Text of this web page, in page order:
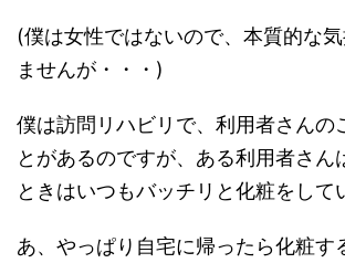
(僕は女性ではないので、本質的な
ませんが・・・)
僕は訪問リハビリで、利用者さんの
とがあるのですが、ある利用者さん
ときはいつもバッチリと化粧をして
あ、やっぱり自宅に帰ったら化粧す